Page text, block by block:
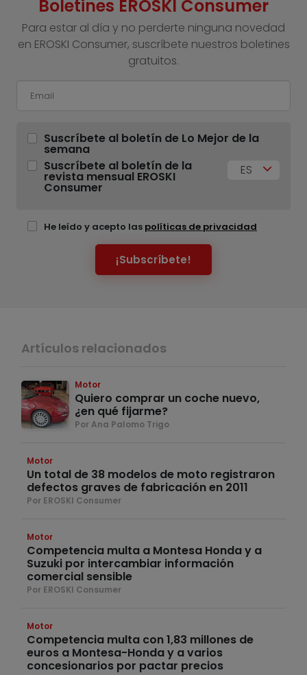
Boletines EROSKI Consumer
Para estar al día y no perderte ninguna novedad
en EROSKI Consumer, suscríbete nuestros boletines
gratuitos.
Suscríbete al boletín de Lo Mejor de la
semana
Suscríbete al boletín de la
revista mensual EROSKI
Consumer
ES
He leído y acepto las políticas de privacidad
¡Subscríbete!
Artículos relacionados
Motor
Quiero comprar un coche nuevo,
¿en qué fijarme?
Por Ana Palomo Trigo
Motor
Un total de 38 modelos de moto registraron
defectos graves de fabricación en 2011
Por EROSKI Consumer
Motor
Competencia multa a Montesa Honda y a
Suzuki por intercambiar información
comercial sensible
Por EROSKI Consumer
Motor
Competencia multa con 1,83 millones de
euros a Montesa-Honda y a varios
concesionarios por pactar precios